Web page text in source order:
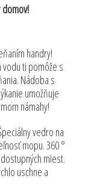
handry!
vodu ti pomôže s
Nádoba s
umožňuje
námahy!
vedro na
mopu. 360 °
miest.
uschne a